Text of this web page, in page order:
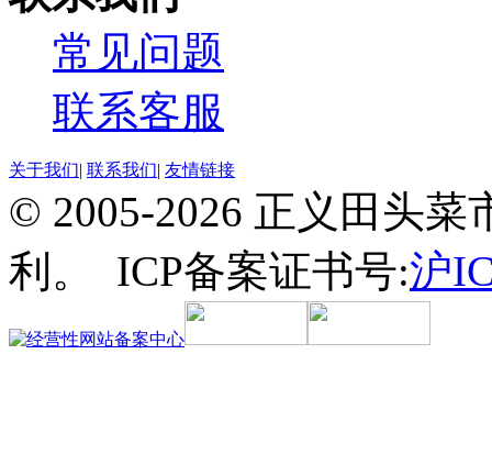
常见问题
联系客服
关于我们| 联系我们| 友情链接
© 2005-2026 正义田头菜
利。 ICP备案证书号:沪